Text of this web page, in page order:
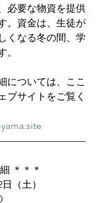
必要な物資を提供
。資金は、生徒が
くなる冬の間、学
。
については、ここ
ブサイトをご覧く
＊＊＊
（土）